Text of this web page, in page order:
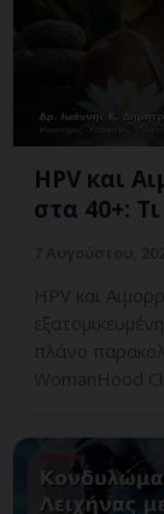
HPV και
στα 40+:
HPV και
πλάνο
WomanHood